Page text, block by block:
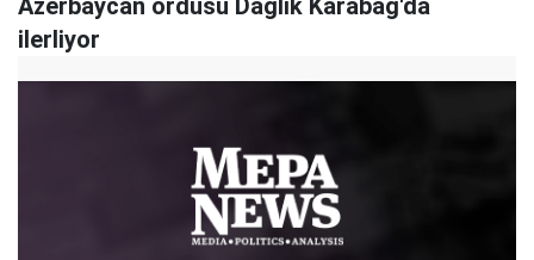
Azerbaycan ordusu Dağlık Karabağ'da
ilerliyor